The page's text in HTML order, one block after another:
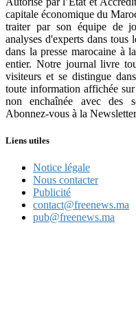
capitale économique du
traiter par son équipe de
analyses d'experts dans
dans la presse marocaine à
entier. Notre journal livre
visiteurs et se distingue
toute information affichée
non enchaînée avec des
Abonnez-vous à la
Liens utiles
Notice légale
Nous contacter
Publicité
contact@freenews.ma
pub@freenews.ma